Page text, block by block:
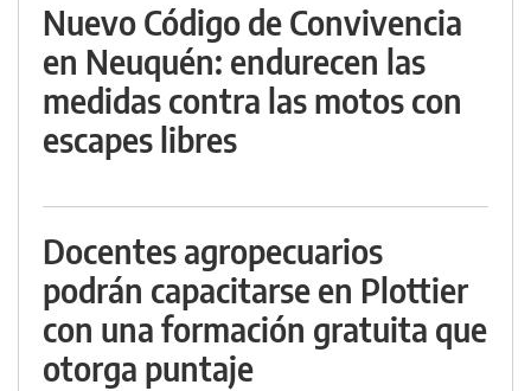
Nuevo Código de Convivencia
en Neuquén: endurecen las
medidas contra las motos con
escapes libres
Docentes agropecuarios
podrán capacitarse en Plottier
con una formación gratuita que
otorga puntaje